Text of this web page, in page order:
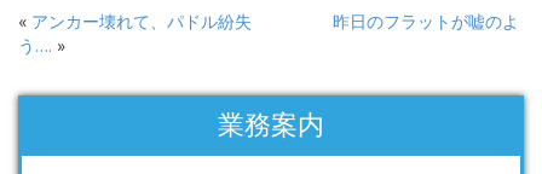
« アンカー壊れて、パドル紛失
昨日のフラットが嘘のよ
う…. »
業務案内